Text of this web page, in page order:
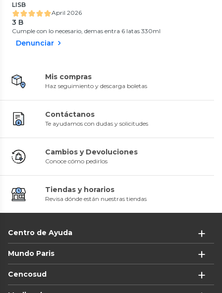
LISB
April 2026
3 B
Cumple con lo necesario, demas entra 6 latas 330ml
Denunciar
Mis compras
Haz seguimiento y descarga boletas
Contáctanos
Te ayudamos con dudas y solicitudes
Cambios y Devoluciones
Conoce cómo pedirlos
Tiendas y horarios
Revisa dónde están nuestras tiendas
Centro de Ayuda
Mundo Paris
Cencosud